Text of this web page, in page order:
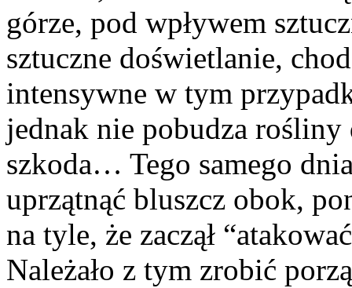
górze, pod wpływem
sztuczne doświetlanie,
intensywne w tym
jednak nie pobudza
szkoda… Tego samego
uprzątnąć bluszcz obok,
na tyle, że zaczął
Należało z tym zrobić